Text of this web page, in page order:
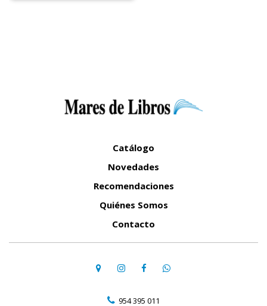
Catálogo
Novedades
Recomendaciones
Quiénes Somos
Contacto
954 395 011